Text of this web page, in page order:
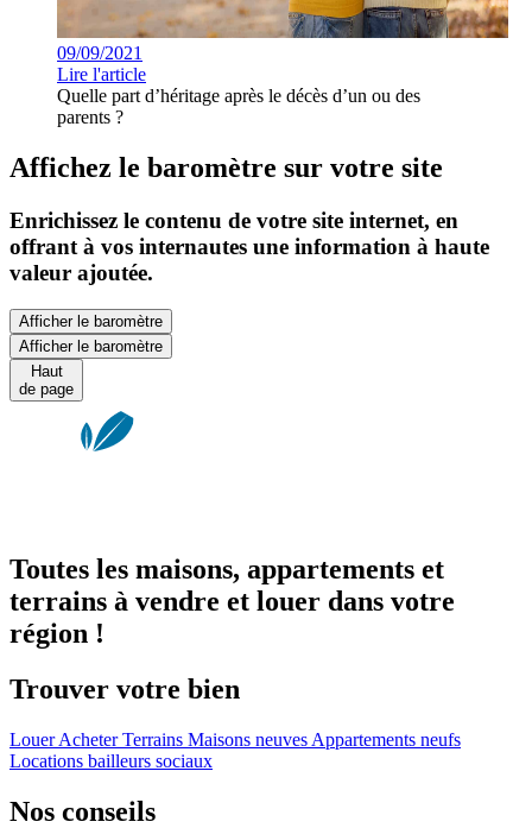
09/09/2021
Lire l'article
Quelle part d’héritage après le décès d’un ou des
parents ?
Affichez le baromètre sur votre site
Enrichissez le contenu de votre site internet, en
offrant à vos internautes une information à haute
valeur ajoutée.
Afficher le baromètre
Afficher le baromètre
Haut
de page
Toutes les maisons, appartements et
terrains à vendre et louer dans votre
région !
Trouver votre bien
LouerAcheterTerrains Maisons neuves Appartements neufs
Locations bailleurs sociaux
Nos conseils